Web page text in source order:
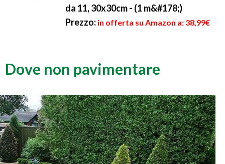
da 11, 30x30cm - (1 m&#178;)
Prezzo: in offerta su Amazon a: 38,99€
Dove non pavimentare